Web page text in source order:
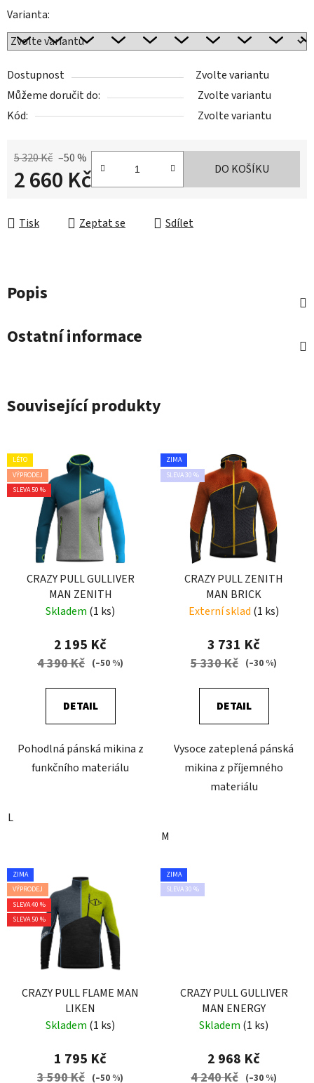
Varianta:
Dostupnost
Zvolte variantu
Můžeme doručit do:
Zvolte variantu
Kód:
Zvolte variantu
5 320 Kč –50 %
2 660 Kč DO KOŠÍKU
Tisk Zeptat se Sdílet
Popis
Ostatní informace
Související produkty
LÉTO
VÝPRODEJ
SLEVA 50 %
CRAZY PULL GULLIVER
MAN ZENITH
Skladem (1 ks)
2 195 Kč
4 390 Kč (–50 %)
DETAIL
Pohodlná pánská mikina z
funkčního materiálu
L
ZIMA
SLEVA 30 %
CRAZY PULL ZENITH
MAN BRICK
Externí sklad (1 ks)
3 731 Kč
5 330 Kč (–30 %)
DETAIL
Vysoce zateplená pánská
mikina z příjemného
materiálu
M
ZIMA
VÝPRODEJ
SLEVA 40 %
SLEVA 50 %
CRAZY PULL FLAME MAN
LIKEN
Skladem (1 ks)
1 795 Kč
3 590 Kč (–50 %)
ZIMA
SLEVA 30 %
CRAZY PULL GULLIVER
MAN ENERGY
Skladem (1 ks)
2 968 Kč
4 240 Kč (–30 %)